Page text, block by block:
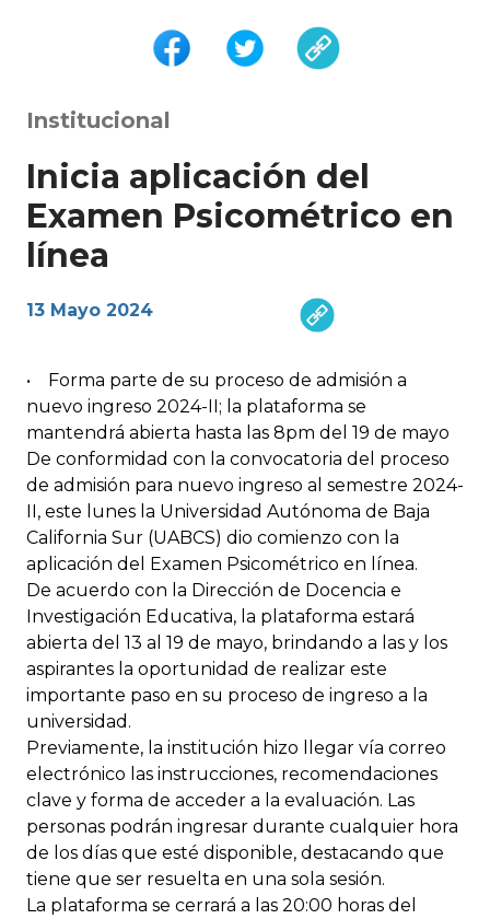
Institucional
Inicia aplicación del
Examen Psicométrico en
línea
13 Mayo 2024
• Forma parte de su proceso de admisión a
nuevo ingreso 2024-II; la plataforma se
mantendrá abierta hasta las 8pm del 19 de mayo
De conformidad con la convocatoria del proceso
de admisión para nuevo ingreso al semestre 2024-
II, este lunes la Universidad Autónoma de Baja
California Sur (UABCS) dio comienzo con la
aplicación del Examen Psicométrico en línea.
De acuerdo con la Dirección de Docencia e
Investigación Educativa, la plataforma estará
abierta del 13 al 19 de mayo, brindando a las y los
aspirantes la oportunidad de realizar este
importante paso en su proceso de ingreso a la
universidad.
Previamente, la institución hizo llegar vía correo
electrónico las instrucciones, recomendaciones
clave y forma de acceder a la evaluación. Las
personas podrán ingresar durante cualquier hora
de los días que esté disponible, destacando que
tiene que ser resuelta en una sola sesión.
La plataforma se cerrará a las 20:00 horas del